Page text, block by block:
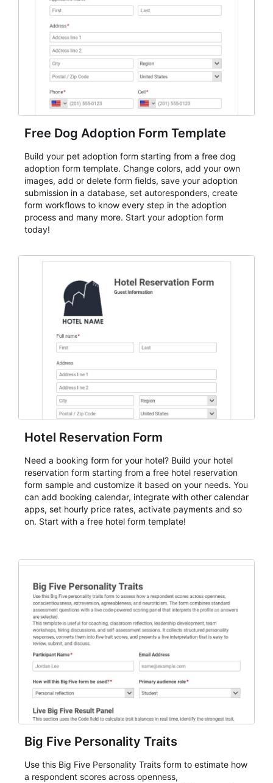
Free Dog Adoption Form Template
Build your pet adoption form starting from a free dog
adoption form template. Change colors, add your own
images, add or delete form fields, save your adoption
submission in a database, set autoresponders, create
form workflows to know every step in the adoption
process and many more. Start your adoption form
today!
Hotel Reservation Form
Need a booking form for your hotel? Build your hotel
reservation form starting from a free hotel reservation
form sample and customize it based on your needs. You
can add booking calendar, integrate with other calendar
apps, set hourly price rates, activate payments and so
on. Start with a free hotel form template!
Big Five Personality Traits
Use this Big Five Personality Traits form to estimate how
a respondent scores across openness,